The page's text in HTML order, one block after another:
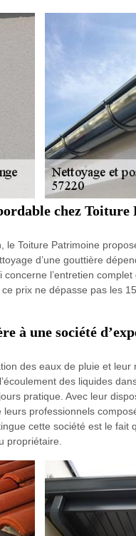
chez
Toiture Patrimoine
d’une gouttière
l’entretien complet
prix ne dépasse pas les
à une société
des eaux de pluie et
des liquides
pratique. Avec leur
professionnels
cette société est le fait
propriétaire.